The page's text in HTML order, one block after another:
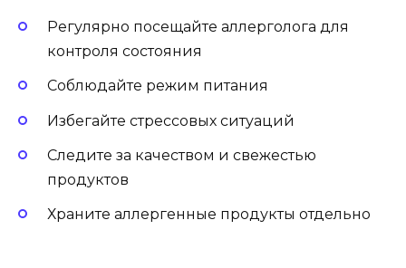
Регулярно посещайте аллерголога для
контроля состояния
Соблюдайте режим питания
Избегайте стрессовых ситуаций
Следите за качеством и свежестью
продуктов
Храните аллергенные продукты отдельно